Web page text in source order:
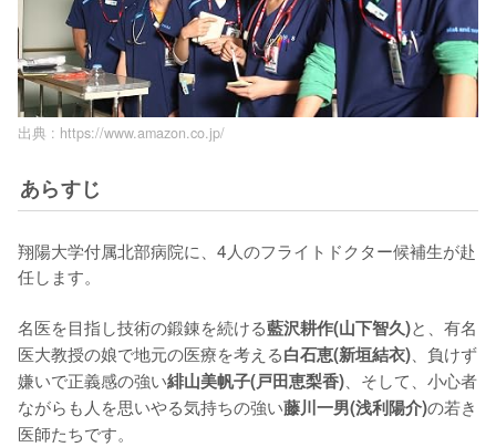
出典 : https://www.amazon.co.jp/
あらすじ
翔陽大学付属北部病院に、4人のフライトドクター候補生が赴
任します。
名医を目指し技術の鍛錬を続ける藍沢耕作(山下智久)と、有名
医大教授の娘で地元の医療を考える白石恵(新垣結衣) 、負けず
嫌いで正義感の強い緋山美帆子(戸田恵梨香) 、そして、小心者
ながらも人を思いやる気持ちの強い藤川一男(浅利陽介)の若き
医師たちです。